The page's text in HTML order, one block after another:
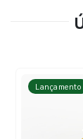
Lançamento